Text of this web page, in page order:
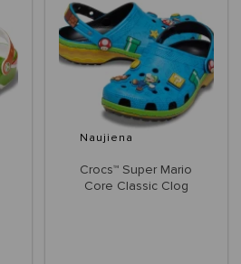
Naujiena
Crocs™ Super Mario
Core Classic Clog